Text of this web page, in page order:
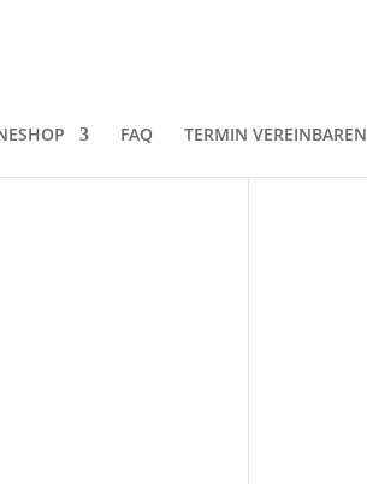
FAQ TERMIN VEREINBAREN